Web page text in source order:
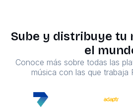
Sube y distribuye tu
el
Conoce más sobre todas las
música con las que trabaja